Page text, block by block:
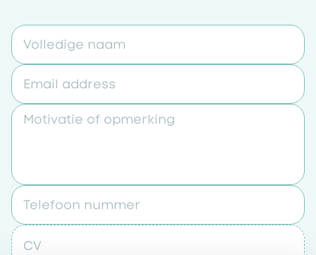
Volledige naam
Email address
Motivatie of opmerking
Telefoon nummer
CV